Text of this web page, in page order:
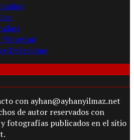
Yönetimi
Değerleme
con ayhan@ayhanyilmaz.net
de autor reservados con
fotografías publicados en el sitio